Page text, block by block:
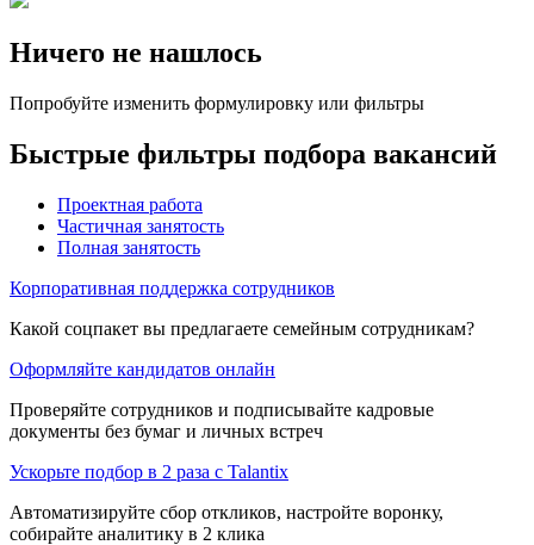
Ничего не нашлось
Попробуйте изменить формулировку или фильтры
Быстрые фильтры подбора вакансий
Проектная работа
Частичная занятость
Полная занятость
Корпоративная поддержка сотрудников
Какой соцпакет вы предлагаете семейным сотрудникам?
Оформляйте кандидатов онлайн
Проверяйте сотрудников и подписывайте кадровые
документы без бумаг и личных встреч
Ускорьте подбор в 2 раза с Talantix
Автоматизируйте сбор откликов, настройте воронку,
собирайте аналитику в 2 клика